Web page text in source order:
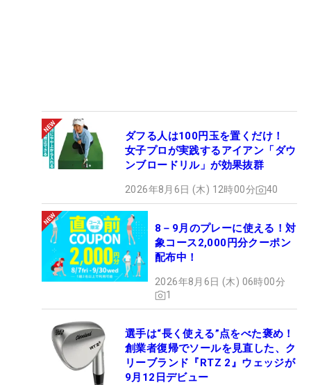
ダフる人は100円玉を置くだけ！
女子プロが実践するアイアン「ダウ
ンブロードリル」が効果抜群
2026年8月6日 (木) 12時00分 40
8－9月のプレーに使える！対
象コース2,000円分クーポン
配布中！
2026年8月6日 (木) 06時00分
1
選手は“長く使える”点をべた褒め！
創業者復帰でソールを見直した、ク
リーブランド『RTZ 2』ウェッジが
9月12日デビュー